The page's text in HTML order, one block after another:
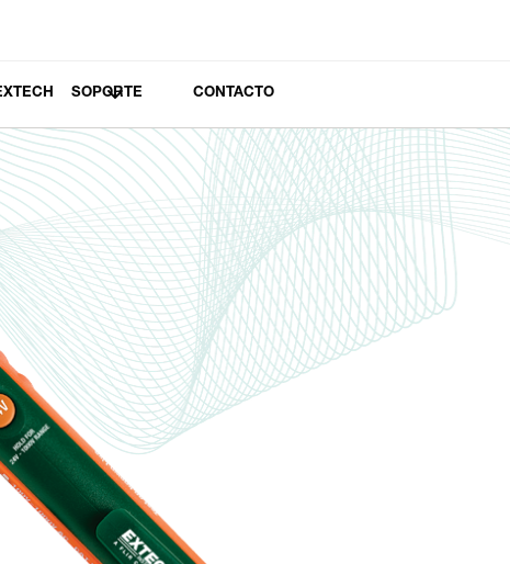
SOPORTE CONTACTO